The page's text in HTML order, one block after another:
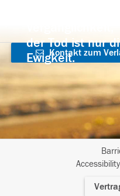
der Tod ist nur
Ewigkeit.
Kontakt zum
aufnehmen